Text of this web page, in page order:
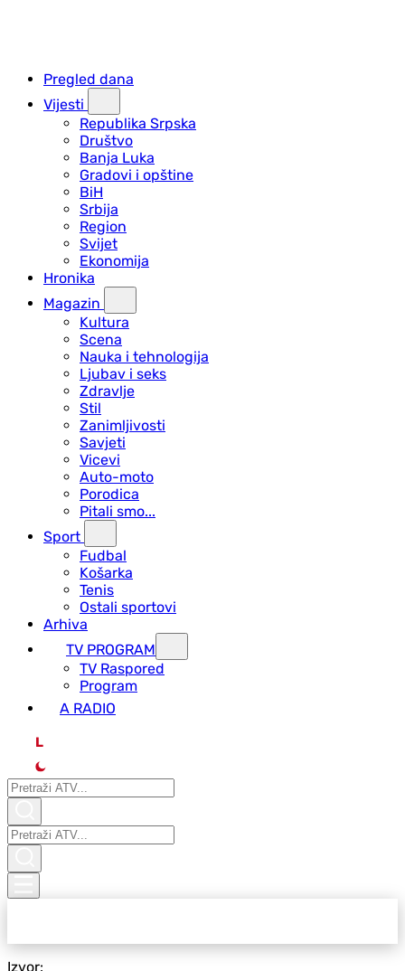
Pregled dana
Vijesti
Republika Srpska
Društvo
Banja Luka
Gradovi i opštine
BiH
Srbija
Region
Svijet
Ekonomija
Hronika
Magazin
Kultura
Scena
Nauka i tehnologija
Ljubav i seks
Zdravlje
Stil
Zanimljivosti
Savjeti
Vicevi
Auto-moto
Porodica
Pitali smo...
Sport
Fudbal
Košarka
Tenis
Ostali sportovi
Arhiva
TV PROGRAM
ТV Raspored
Program
A RADIO
L
Izvor: